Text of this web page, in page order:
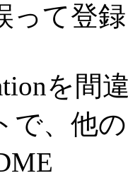
って登
を間
で、他